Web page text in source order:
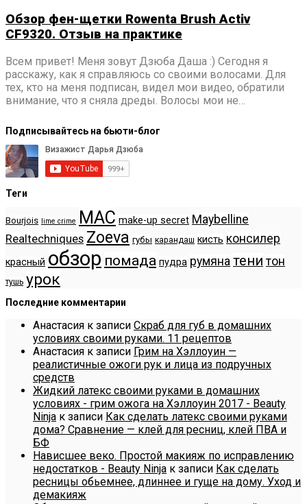
Обзор фен-щетки Rowenta Brush Activ
CF9320. Отзыв на практике
Всем привет! Меня зовут Дзюба Даша :) Сегодня я
расскажу, как я справляюсь со своими волосами. Для
тех, кто на меня подписан, видел мои видео, обратили
внимание, что я сняла дреды. Волосы мои не…
Подписывайтесь на бьюти-блог
Теги
Bourjois lime crime MAC make-up secret Maybelline
Realtechniques Zoeva губы карандаш кисть консилер
красный обзор помада пудра румяна тени тон
тушь урок
Последние комментарии
Анастасия к записи Скраб для губ в домашних
условиях своими руками. 11 рецептов
Анастасия к записи Грим на Хэллоуин —
реалистичные ожоги рук и лица из подручных
средств
Жидкий латекс своими руками в домашних
условиях - грим ожога на Хэллоуин 2017 - Beauty
Ninja к записи Как сделать латекс своими руками
дома? Сравнение — клей для ресниц, клей ПВА и
БФ
Нависшее веко. Простой макияж по исправлению
недостатков - Beauty Ninja к записи Как сделать
ресницы обьемнее, длиннее и гуще на дому. Уход и
демакияж